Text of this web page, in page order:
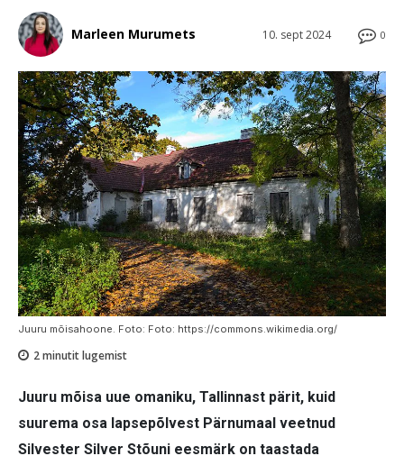
0
10. sept 2024
Marleen Murumets
Juuru mõisahoone. Foto: Foto: https://commons.wikimedia.org/
2minutit lugemist
Juuru mõisa uue omaniku, Tallinnast pärit, kuid
suurema osa lapsepõlvest Pärnumaal veetnud
Silvester Silver Stõuni eesmärk on taastada